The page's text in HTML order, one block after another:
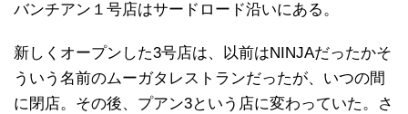
バンチアン１号店はサードロード沿いにある。
新しくオープンした3号店は、以前はNINJAだったかそ
ういう名前のムーガタレストランだったが、いつの間
に閉店。その後、プアン3という店に変わっていた。さ